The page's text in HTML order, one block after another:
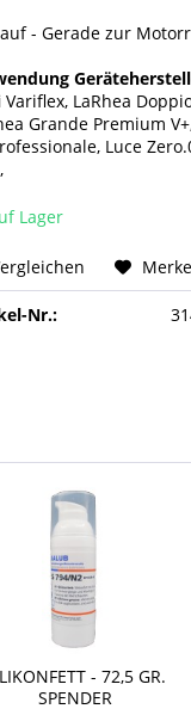
- Gerade zur
Variflex, LaRhea
Grande Premium
Luce
Lager
Nr.:
- 72,5 GR.
SPENDER